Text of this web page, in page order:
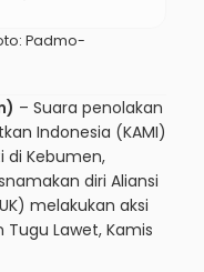
Padmo-
– Suara penolakan
Indonesia (KAMI)
di Kebumen,
diri Aliansi
melakukan aksi
Lawet, Kamis